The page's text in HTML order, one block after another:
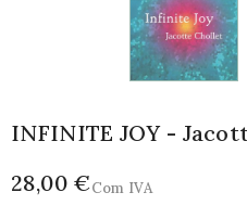
INFINITE JOY -
28,00 €Com IVA